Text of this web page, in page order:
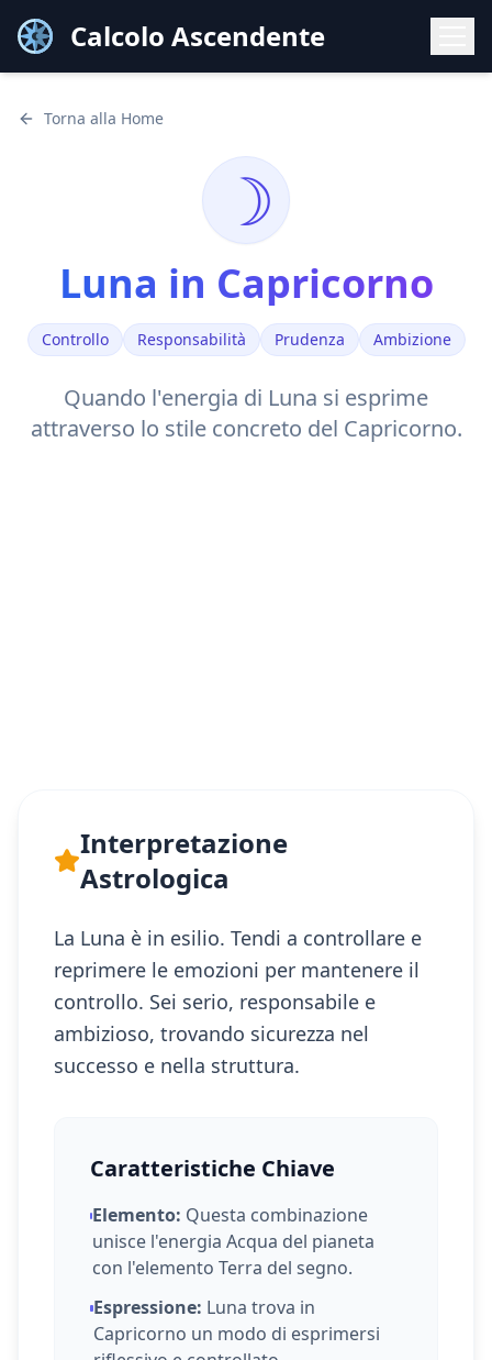
Calcolo Ascendente
Torna alla Home
☽
Luna in Capricorno
Controllo Responsabilità Prudenza Ambizione
Quando l'energia di Luna si esprime
attraverso lo stile concreto del Capricorno.
Interpretazione
Astrologica
La Luna è in esilio. Tendi a controllare e
reprimere le emozioni per mantenere il
controllo. Sei serio, responsabile e
ambizioso, trovando sicurezza nel
successo e nella struttura.
Caratteristiche Chiave
Elemento: Questa combinazione
unisce l'energiaAcqua del pianeta
con l'elementoTerra del segno.
Espressione: Luna trova in
Capricorno un modo di esprimersi